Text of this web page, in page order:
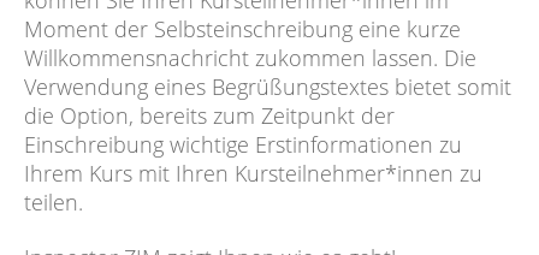
Moment der Selbsteinschreibung eine kurze
Willkommensnachricht zukommen lassen. Die
Verwendung eines Begrüßungstextes bietet somit
die Option, bereits zum Zeitpunkt der
Einschreibung wichtige Erstinformationen zu
Ihrem Kurs mit Ihren Kursteilnehmer*innen zu
teilen.